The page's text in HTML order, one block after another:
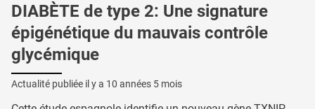
DIABÈTE de type 2: Une signature
épigénétique du mauvais contrôle
glycémique
Actualité publiée il y a 10 années 5 mois